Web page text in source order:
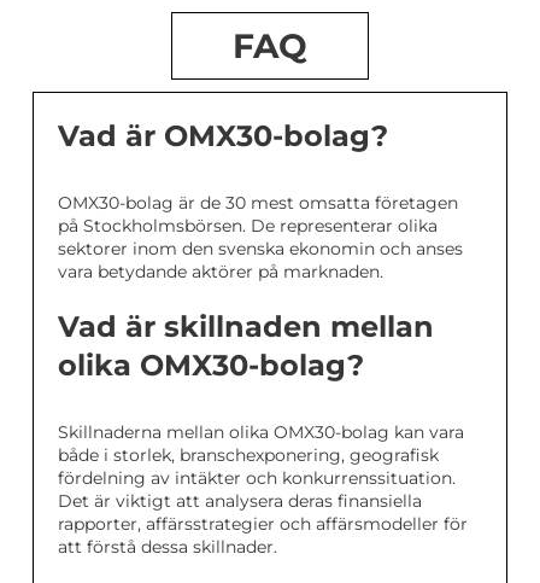
FAQ
Vad är OMX30-bolag?
OMX30-bolag är de 30 mest omsatta företagen
på Stockholmsbörsen. De representerar olika
sektorer inom den svenska ekonomin och anses
vara betydande aktörer på marknaden.
Vad är skillnaden mellan
olika OMX30-bolag?
Skillnaderna mellan olika OMX30-bolag kan vara
både i storlek, branschexponering, geografisk
fördelning av intäkter och konkurrenssituation.
Det är viktigt att analysera deras finansiella
rapporter, affärsstrategier och affärsmodeller för
att förstå dessa skillnader.